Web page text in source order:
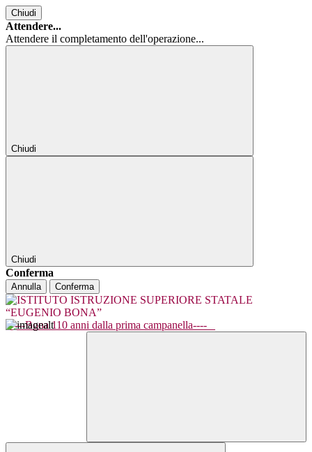
Chiudi
Attendere...
Attendere il completamento dell'operazione...
Chiudi
Chiudi
Conferma
Annulla Conferma
----Bona 110 anni dalla prima campanella----